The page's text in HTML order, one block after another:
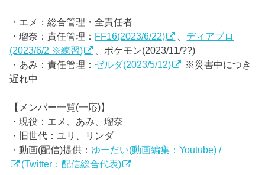
・エメ：総合管理・全責任者
・瑠奈：責任管理： FF16(2023/6/22)
ディアブロ
(2023/6/2 ※練習)
、ポケモン(2023/11/??)
・あみ：責任管理： ゼルダ(2023/5/12)
※災害中につき
遅れ中
【メンバー一覧(一応)】
・現役：エメ、あみ、瑠奈
・旧世代：ユリ、リンダ
・動画(配信)提供： ゆーだい(動画編集：Youtube) /
(Twitter：配信総合代表)